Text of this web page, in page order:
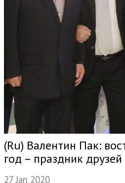
(Ru) Валентин Пак:
год – праздник друзей
27 Jan 2020